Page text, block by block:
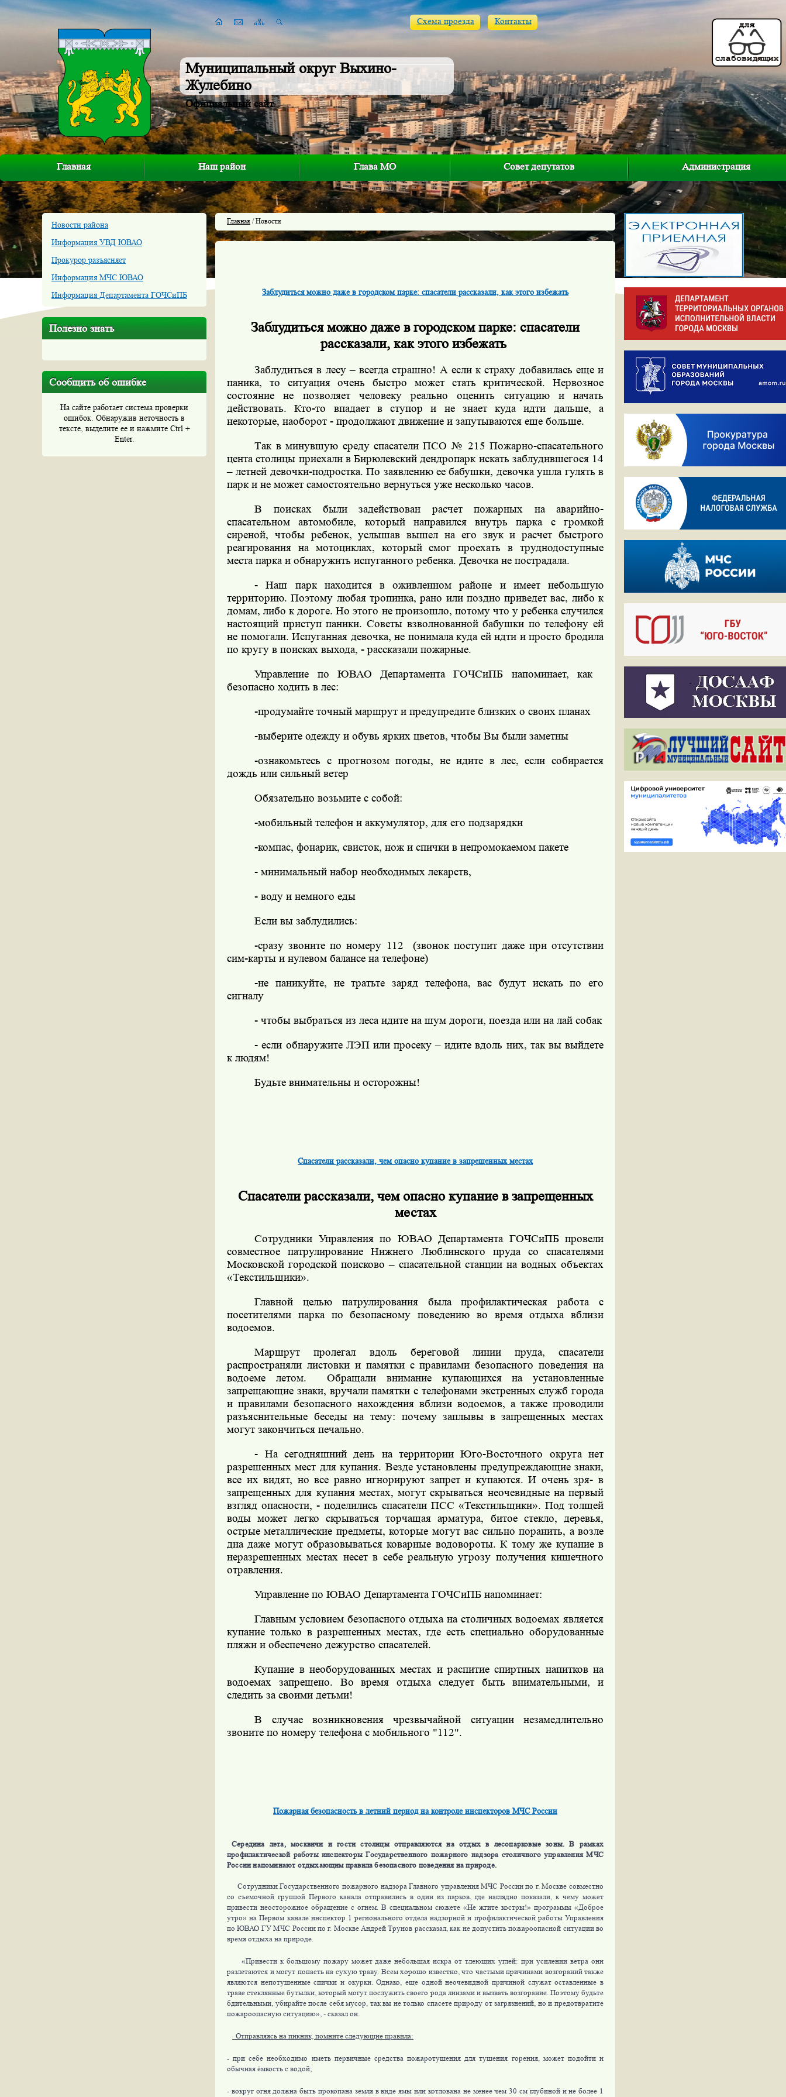
Муниципальный округ Выхино-
Жулебино
Официальный сайт
Схема проезда Контакты
Главная Наш район Глава МО Совет депутатов Администрация
Новости района
Информация УВД ЮВАО
Прокурор разъясняет
Информация МЧС ЮВАО
Информация Департамента ГОЧСиПБ
Полезно знать
Сообщить об ошибке
На сайте работает система проверки
ошибок. Обнаружив неточность в
тексте, выделите ее и нажмите Ctrl +
Enter.
Главная / Новости
Заблудиться можно даже в городском парке: спасатели рассказали, как этого избежать
Заблудиться можно даже в городском парке: спасатели
рассказали, как этого избежать
Заблудиться в лесу – всегда страшно! А если к страху добавилась еще и
паника, то ситуация очень быстро может стать критической. Нервозное
состояние не позволяет человеку реально оценить ситуацию и начать
действовать. Кто-то впадает в ступор и не знает куда идти дальше, а
некоторые, наоборот - продолжают движение и запутываются еще больше.
Так в минувшую среду спасатели ПСО № 215 Пожарно-спасательного
цента столицы приехали в Бирюлевский дендропарк искать заблудившегося 14
– летней девочки-подростка. По заявлению ее бабушки, девочка ушла гулять в
парк и не может самостоятельно вернуться уже несколько часов.
В поисках были задействован расчет пожарных на аварийно-
спасательном автомобиле, который направился внутрь парка с громкой
сиреной, чтобы ребенок, услышав вышел на его звук и расчет быстрого
реагирования на мотоциклах, который смог проехать в труднодоступные
места парка и обнаружить испуганного ребенка. Девочка не пострадала.
- Наш парк находится в оживленном районе и имеет небольшую
территорию. Поэтому любая тропинка, рано или поздно приведет вас, либо к
домам, либо к дороге. Но этого не произошло, потому что у ребенка случился
настоящий приступ паники. Советы взволнованной бабушки по телефону ей
не помогали. Испуганная девочка, не понимала куда ей идти и просто бродила
по кругу в поисках выхода, - рассказали пожарные.
Управление по ЮВАО Департамента ГОЧСиПБ напоминает, как
безопасно ходить в лес:
-продумайте точный маршрут и предупредите близких о своих планах
-выберите одежду и обувь ярких цветов, чтобы Вы были заметны
-ознакомьтесь с прогнозом погоды, не идите в лес, если собирается
дождь или сильный ветер
Обязательно возьмите с собой:
-мобильный телефон и аккумулятор, для его подзарядки
-компас, фонарик, свисток, нож и спички в непромокаемом пакете
- минимальный набор необходимых лекарств,
- воду и немного еды
Если вы заблудились:
-сразу звоните по номеру 112
(звонок поступит даже при отсутствии
сим-карты и нулевом балансе на телефоне)
-не паникуйте, не тратьте заряд телефона, вас будут искать по его
сигналу
- чтобы выбраться из леса идите на шум дороги, поезда или на лай собак
- если обнаружите ЛЭП или просеку – идите вдоль них, так вы выйдете
к людям!
Будьте внимательны и осторожны!
Спасатели рассказали, чем опасно купание в запрещенных местах
Спасатели рассказали, чем опасно купание в запрещенных
местах
Сотрудники Управления по ЮВАО Департамента ГОЧСиПБ провели
совместное патрулирование Нижнего Люблинского пруда со спасателями
Московской городской поисково – спасательной станции на водных объектах
«Текстильщики».
Главной целью патрулирования была профилактическая работа с
посетителями парка по безопасному поведению во время отдыха вблизи
водоемов.
Маршрут пролегал вдоль береговой линии пруда, спасатели
распространяли листовки и памятки с правилами безопасного поведения на
водоеме летом.
Обращали внимание купающихся на установленные
запрещающие знаки, вручали памятки с телефонами экстренных служб города
и правилами безопасного нахождения вблизи водоемов, а также проводили
разъяснительные беседы на тему: почему заплывы в запрещенных местах
могут закончиться печально.
- На сегодняшний день на территории Юго-Восточного округа нет
разрешенных мест для купания. Везде установлены предупреждающие знаки,
все их видят, но все равно игнорируют запрет и купаются. И очень зря- в
запрещенных для купания местах, могут скрываться неочевидные на первый
взгляд опасности, - поделились спасатели ПСС «Текстильщики». Под толщей
воды может легко скрываться торчащая арматура, битое стекло, деревья,
острые металлические предметы, которые могут вас сильно поранить, а возле
дна даже могут образовываться коварные водовороты. К тому же купание в
неразрешенных местах несет в себе реальную угрозу получения кишечного
отравления.
Управление по ЮВАО Департамента ГОЧСиПБ напоминает:
Главным условием безопасного отдыха на столичных водоемах является
купание только в разрешенных местах, где есть специально оборудованные
пляжи и обеспечено дежурство спасателей.
Купание в необорудованных местах и распитие спиртных напитков на
водоемах запрещено. Во время отдыха следует быть внимательными, и
следить за своими детьми!
В случае возникновения чрезвычайной ситуации незамедлительно
звоните по номеру телефона с мобильного "112".
Пожарная безопасность в летний период на контроле инспекторов МЧС России
Середина лета, москвичи и гости столицы отправляются на отдых в лесопарковые зоны. В рамках
профилактической работы инспекторы Государственного пожарного надзора столичного управления МЧС
России напоминают отдыхающим правила безопасного поведения на природе.
Сотрудники Государственного пожарного надзора Главного управления МЧС России по г. Москве совместно
со съемочной группой Первого канала отправились в один из парков, где наглядно показали, к чему может
привести неосторожное обращение с огнем. В специальном сюжете «Не жгите костры!» программы «Доброе
утро» на Первом канале инспектор 1 регионального отдела надзорной и профилактической работы Управления
по ЮВАО ГУ МЧС России по г. Москве Андрей Трунов рассказал, как не допустить пожароопасной ситуации во
время отдыха на природе.
«Привести к большому пожару может даже небольшая искра от тлеющих углей: при усилении ветра они
разлетаются и могут попасть на сухую траву. Всем хорошо известно, что частыми причинами возгораний также
являются непотушенные спички и окурки. Однако, еще одной неочевидной причиной служат оставленные в
траве стеклянные бутылки, который могут послужить своего рода линзами и вызвать возгорание. Поэтому будьте
бдительными, убирайте после себя мусор, так вы не только спасете природу от загрязнений, но и предотвратите
пожароопасную ситуацию», - сказал он.
Отправляясь на пикник, помните следующие правила:
- при себе необходимо иметь первичные средства пожаротушения для тушения горения, может подойти и
обычная ёмкость с водой;
- вокруг огня должна быть прокопана земля в виде ямы или котлована не менее чем 30 см глубиной и не более 1